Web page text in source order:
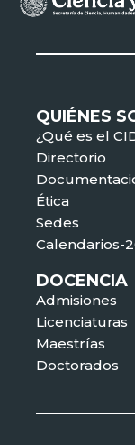
QUIÉNES
¿Qué es el
Directorio
Ética
Sedes
Calendarios-
DOCENCIA
Admisiones
Licenciaturas
Maestrías
Doctorados